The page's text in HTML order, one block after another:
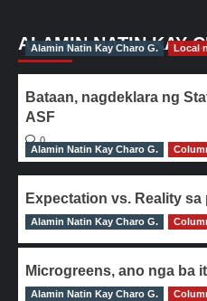
ALAMIN NATIN KAY
Alamin Natin Kay Charo G. Local
Bataan, nagdeklara ng
ASF
0
Alamin Natin Kay Charo G.
Expectation vs. Reality
0
Alamin Natin Kay Charo G.
Microgreens, ano nga ba
0
Alamin Natin Kay Charo G.